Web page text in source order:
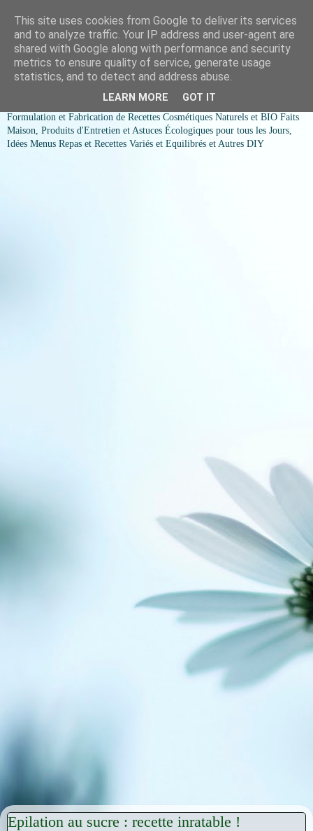
COSMESSENCE BIO Recettes
cosmetiques naturels et Bio et
idées menus variés et équilibrés
Formulation et Fabrication de Recettes Cosmétiques Naturels et BIO Faits
Maison, Produits d'Entretien et Astuces Écologiques pour tous les Jours,
Idées Menus Repas et Recettes Variés et Equilibrés et Autres DIY
Epilation au sucre : recette inratable !
This site uses cookies from Google to deliver its services
and to analyze traffic. Your IP address and user-agent are
shared with Google along with performance and security
metrics to ensure quality of service, generate usage
statistics, and to detect and address abuse.
LEARN MORE GOT IT